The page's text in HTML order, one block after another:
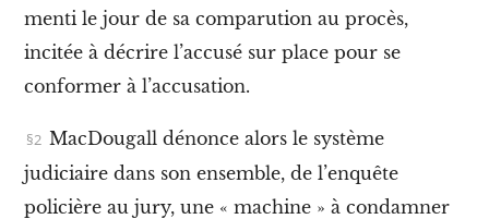
menti le jour de sa comparution au procès,
incitée à décrire l’accusé sur place pour se
conformer à l’accusation.
MacDougall dénonce alors le système
judiciaire dans son ensemble, de l’enquête
policière au jury, une « machine » à condamner